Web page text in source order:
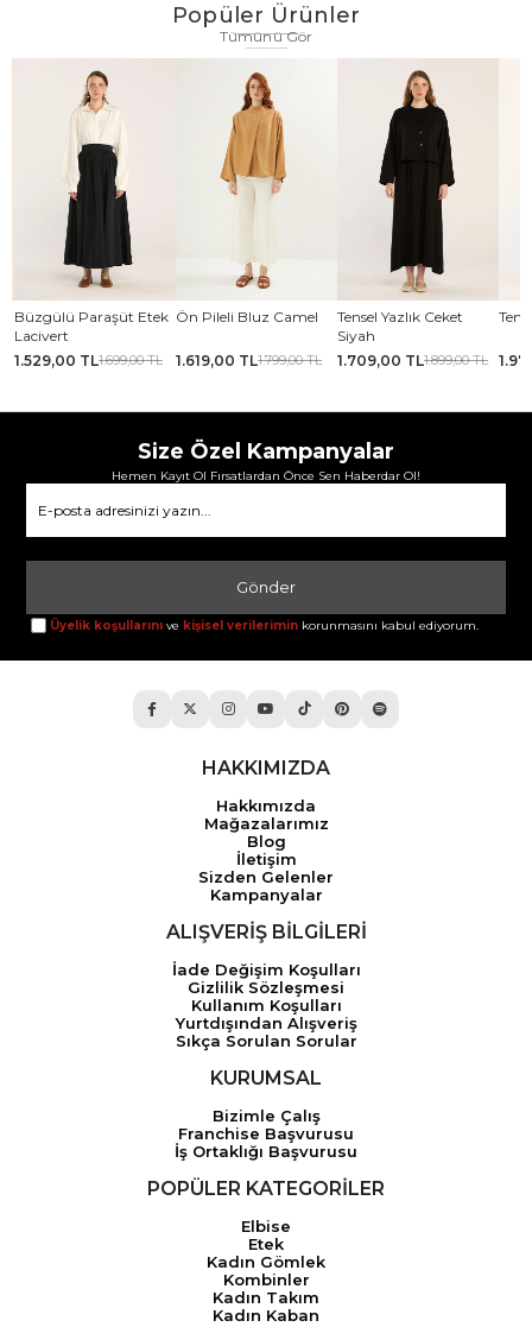
Popüler Ürünler
Tümünü Gör
Büzgülü Paraşüt Etek
Lacivert
1.529,00 TL1.699,00 TL
Ön Pileli Bluz Camel
1.619,00 TL1.799,00 TL
Tensel Yazlık Ceket
Siyah
1.709,00 TL1.899,00 TL
Size Özel Kampanyalar
Hemen Kayıt Ol Fırsatlardan Önce Sen Haberdar Ol!
Gönder
Üyelik koşullarını ve kişisel verilerimin korunmasını kabul ediyorum.
HAKKIMIZDA
Hakkımızda
Mağazalarımız
Blog
İletişim
Sizden Gelenler
Kampanyalar
ALIŞVERİŞ BİLGİLERİ
İade Değişim Koşulları
Gizlilik Sözleşmesi
Kullanım Koşulları
Yurtdışından Alışveriş
Sıkça Sorulan Sorular
KURUMSAL
Bizimle Çalış
Franchise Başvurusu
İş Ortaklığı Başvurusu
POPÜLER KATEGORİLER
Elbise
Etek
Kadın Gömlek
Kombinler
Kadın Takım
Kadın Kaban